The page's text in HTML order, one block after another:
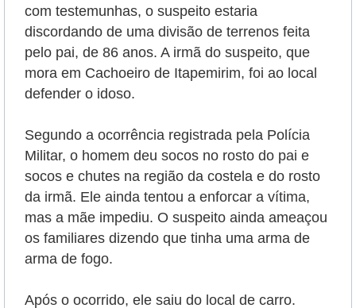
com testemunhas, o suspeito estaria
discordando de uma divisão de terrenos feita
pelo pai, de 86 anos. A irmã do suspeito, que
mora em Cachoeiro de Itapemirim, foi ao local
defender o idoso.
Segundo a ocorrência registrada pela Polícia
Militar, o homem deu socos no rosto do pai e
socos e chutes na região da costela e do rosto
da irmã. Ele ainda tentou a enforcar a vítima,
mas a mãe impediu. O suspeito ainda ameaçou
os familiares dizendo que tinha uma arma de
arma de fogo.
Após o ocorrido, ele saiu do local de carro.